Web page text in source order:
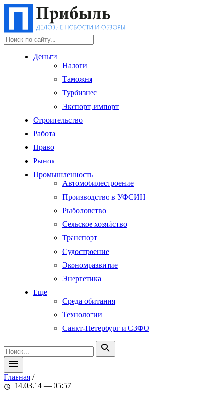
Деньги
Налоги
Таможня
Турбизнес
Экспорт, импорт
Строительство
Работа
Право
Рынок
Промышленность
Автомобилестроение
Производство в УФСИН
Рыболовство
Сельское хозяйство
Транспорт
Судостроение
Экономразвитие
Энергетика
Ещё
Среда обитания
Технологии
Санкт-Петербург и СЗФО
search
menu
Главная /
schedule 14.03.14 — 05:57